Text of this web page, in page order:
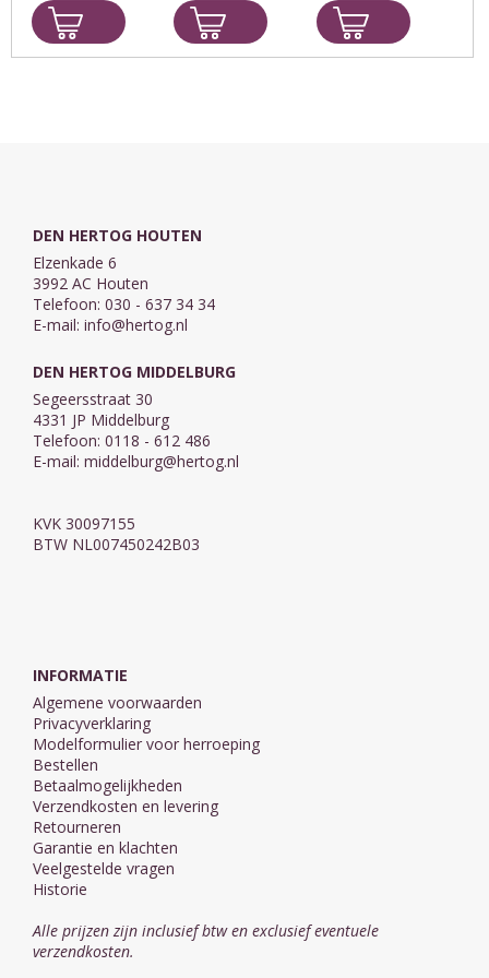
minder
bekende
personen uit de
Bijbel,
schat werd van
de boswachter
en zijn vrouw.
eer in het werk
van de
verlossing,
omdat de
DEN HERTOG HOUTEN
Elzenkade 6
3992 AC Houten
Telefoon: 030 - 637 34 34
E-mail: info@hertog.nl
DEN HERTOG MIDDELBURG
Segeersstraat 30
4331 JP Middelburg
Telefoon: 0118 - 612 486
E-mail: middelburg@hertog.nl
KVK 30097155
BTW NL007450242B03
INFORMATIE
Algemene voorwaarden
Privacyverklaring
Modelformulier voor herroeping
Bestellen
Betaalmogelijkheden
Verzendkosten en levering
Retourneren
Garantie en klachten
Veelgestelde vragen
Historie
Alle prijzen zijn inclusief btw en exclusief eventuele
verzendkosten.